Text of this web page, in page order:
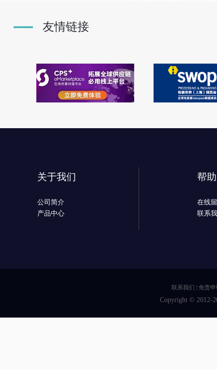
友情链接
关于我们
公司简介
产品中心
帮
在线
联系
联系我们 免责
Copyright © 2012-